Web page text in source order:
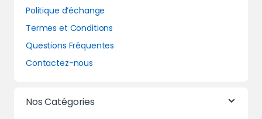
Politique d’échange
Termes et Conditions
Questions Fréquentes
Contactez-nous
Nos Catégories